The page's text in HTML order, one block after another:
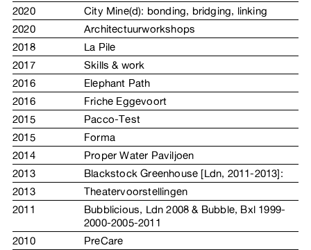
2020
City Mine(d): bonding, bridging, linking
2020
Architectuurworkshops
2018
La Pile
2017
Skills & work
2016
Elephant Path
2016
Friche Eggevoort
2015
Pacco-Test
2015
Forma
2014
Proper Water Paviljoen
2013
Blackstock Greenhouse [Ldn, 2011-2013]:
2013
Theatervoorstellingen
2011
Bubblicious, Ldn 2008 & Bubble, Bxl 1999-
2000-2005-2011
2010
PreCare